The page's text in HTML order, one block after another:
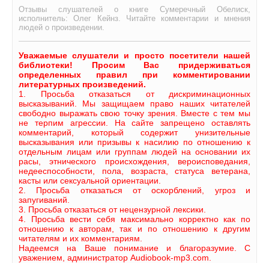
Отзывы слушателей о книге Сумеречный Обелиск,
исполнитель: Олег Кейнз. Читайте комментарии и мнения
людей о произведении.
Уважаемые слушатели и просто посетители нашей
библиотеки! Просим Вас придерживаться
определенных правил при комментировании
литературных произведений.
1. Просьба отказаться от дискриминационных
высказываний. Мы защищаем право наших читателей
свободно выражать свою точку зрения. Вместе с тем мы
не терпим агрессии. На сайте запрещено оставлять
комментарий, который содержит унизительные
высказывания или призывы к насилию по отношению к
отдельным лицам или группам людей на основании их
расы, этнического происхождения, вероисповедания,
недееспособности, пола, возраста, статуса ветерана,
касты или сексуальной ориентации.
2. Просьба отказаться от оскорблений, угроз и
запугиваний.
3. Просьба отказаться от нецензурной лексики.
4. Просьба вести себя максимально корректно как по
отношению к авторам, так и по отношению к другим
читателям и их комментариям.
Надеемся на Ваше понимание и благоразумие. С
уважением, администратор Audiobook-mp3.com.